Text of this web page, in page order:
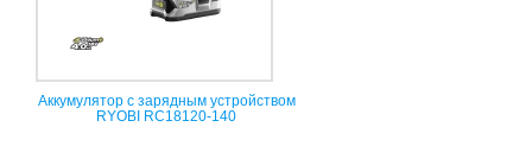
Аккумулятор с зарядным устройством
RYOBI RC18120-140